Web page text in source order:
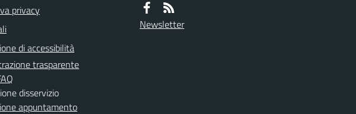
privacy
di accessibilità
trasparente
disservizio
appuntamento
Newsletter